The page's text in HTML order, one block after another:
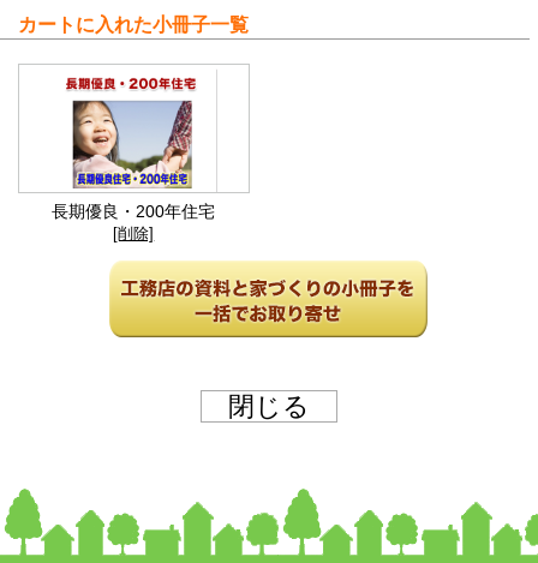
カートに入れた小冊子一覧
長期優良・200年住宅
[削除]